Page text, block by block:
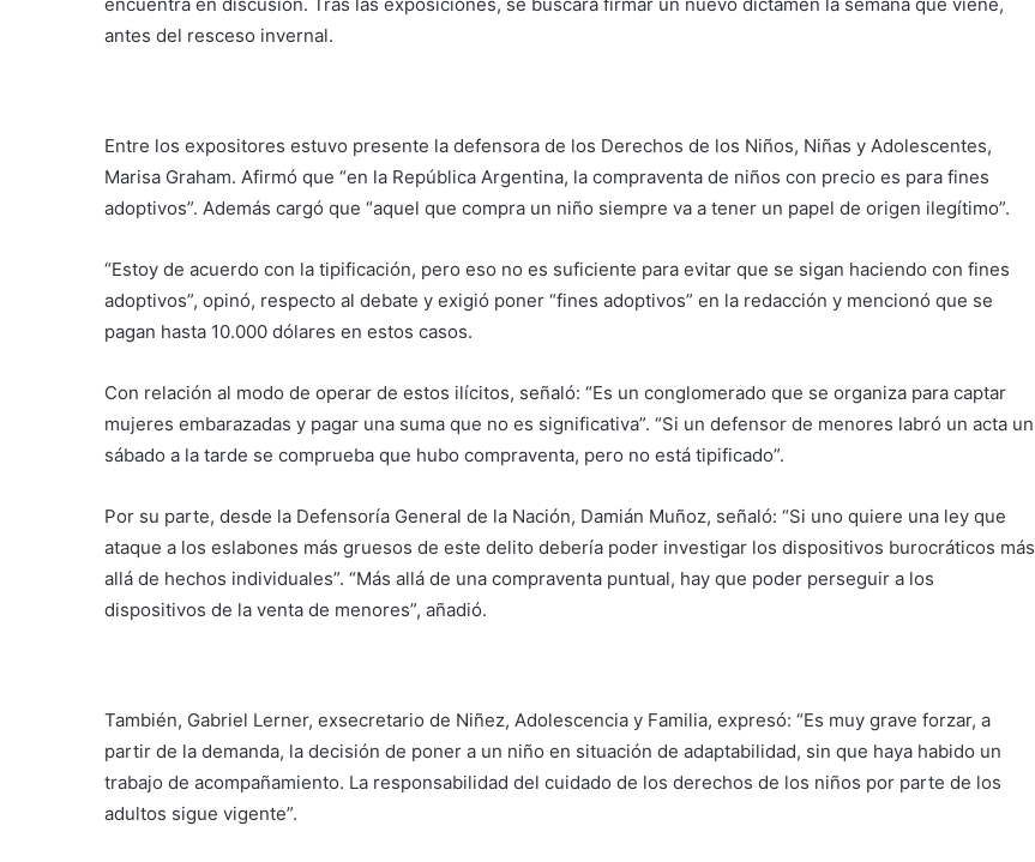
antes del resceso invernal.
Entre los expositores estuvo presente la defensora de los Derechos de los Niños, Niñas y Adolescentes,
Marisa Graham. Afirmó que “en la República Argentina, la compraventa de niños con precio es para fines
adoptivos”. Además cargó que “aquel que compra un niño siempre va a tener un papel de origen ilegítimo”.
“Estoy de acuerdo con la tipificación, pero eso no es suficiente para evitar que se sigan haciendo con fines
adoptivos”, opinó, respecto al debate y exigió poner “fines adoptivos” en la redacción y mencionó que se
pagan hasta 10.000 dólares en estos casos.
Con relación al modo de operar de estos ilícitos, señaló: “Es un conglomerado que se organiza para captar
mujeres embarazadas y pagar una suma que no es significativa”. “Si un defensor de menores labró un acta un
sábado a la tarde se comprueba que hubo compraventa, pero no está tipificado”.
Por su parte, desde la Defensoría General de la Nación, Damián Muñoz, señaló: “Si uno quiere una ley que
ataque a los eslabones más gruesos de este delito debería poder investigar los dispositivos burocráticos más
allá de hechos individuales”. “Más allá de una compraventa puntual, hay que poder perseguir a los
dispositivos de la venta de menores”, añadió.
También, Gabriel Lerner, exsecretario de Niñez, Adolescencia y Familia, expresó: “Es muy grave forzar, a
partir de la demanda, la decisión de poner a un niño en situación de adaptabilidad, sin que haya habido un
trabajo de acompañamiento. La responsabilidad del cuidado de los derechos de los niños por parte de los
adultos sigue vigente”.